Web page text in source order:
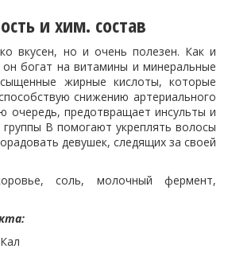
и хим. состав
вкусен, но и очень полезен. Как и
богат на витамины и минеральные
жирные кислоты, которые
снижению артериального
очередь, предотвращает инсульты и
В помогают укреплять волосы
девушек, следящих за своей
соль, молочный фермент,